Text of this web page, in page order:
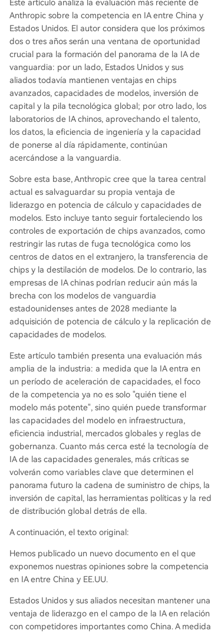
4 meses en capacidades de IA, lo que le permiti
ría influir en las normas globales de gobernanza
y seguridad de la IA. 2. **China alcanza una posi
ción competitiva cercana a la vanguardia:** Esto
sucede si no se toman las medidas anteriores. C
hina podría cerrar la brecha en inteligencia de
modelos y, combinado con políticas agresivas de
adopción interna ("IA+") y una oferta global de i
nfraestructura asequible, ganar influencia en los
mercados globales, especialmente en el Sur Glo
bal. Anthrop...
Este artículo analiza la evaluación más reciente de
Anthropic sobre la competencia en IA entre China y
Estados Unidos. El autor considera que los próximos
dos o tres años serán una ventana de oportunidad
crucial para la formación del panorama de la IA de
vanguardia: por un lado, Estados Unidos y sus
aliados todavía mantienen ventajas en chips
avanzados, capacidades de modelos, inversión de
capital y la pila tecnológica global; por otro lado, los
laboratorios de IA chinos, aprovechando el talento,
los datos, la eficiencia de ingeniería y la capacidad
de ponerse al día rápidamente, continúan
acercándose a la vanguardia.
Sobre esta base, Anthropic cree que la tarea central
actual es salvaguardar su propia ventaja de
liderazgo en potencia de cálculo y capacidades de
modelos. Esto incluye tanto seguir fortaleciendo los
controles de exportación de chips avanzados, como
restringir las rutas de fuga tecnológica como los
centros de datos en el extranjero, la transferencia de
chips y la destilación de modelos. De lo contrario, las
empresas de IA chinas podrían reducir aún más la
brecha con los modelos de vanguardia
estadounidenses antes de 2028 mediante la
adquisición de potencia de cálculo y la replicación de
capacidades de modelos.
Este artículo también presenta una evaluación más
amplia de la industria: a medida que la IA entra en
un período de aceleración de capacidades, el foco
de la competencia ya no es solo "quién tiene el
modelo más potente", sino quién puede transformar
las capacidades del modelo en infraestructura,
eficiencia industrial, mercados globales y reglas de
gobernanza. Cuanto más cerca esté la tecnología de
IA de las capacidades generales, más críticas se
volverán como variables clave que determinen el
panorama futuro la cadena de suministro de chips, la
inversión de capital, las herramientas políticas y la red
de distribución global detrás de ella.
A continuación, el texto original:
Hemos publicado un nuevo documento en el que
exponemos nuestras opiniones sobre la competencia
en IA entre China y EE.UU.
Estados Unidos y sus aliados necesitan mantener una
ventaja de liderazgo en el campo de la IA en relación
con competidores importantes como China. A medida